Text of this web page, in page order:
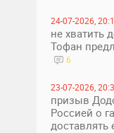
24-07-2026,
не хватить
Тофан
6
23-07-2026,
призыв
Россией о
доставлять